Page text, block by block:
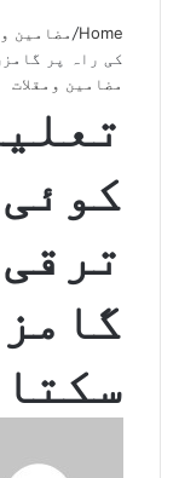
Home
/مضامین
کی راہ پر
مضامین ومقلات
سکتا